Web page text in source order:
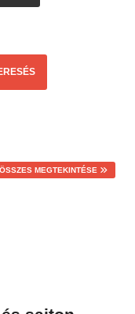
ÖSSZES MEGTEKINTÉSE